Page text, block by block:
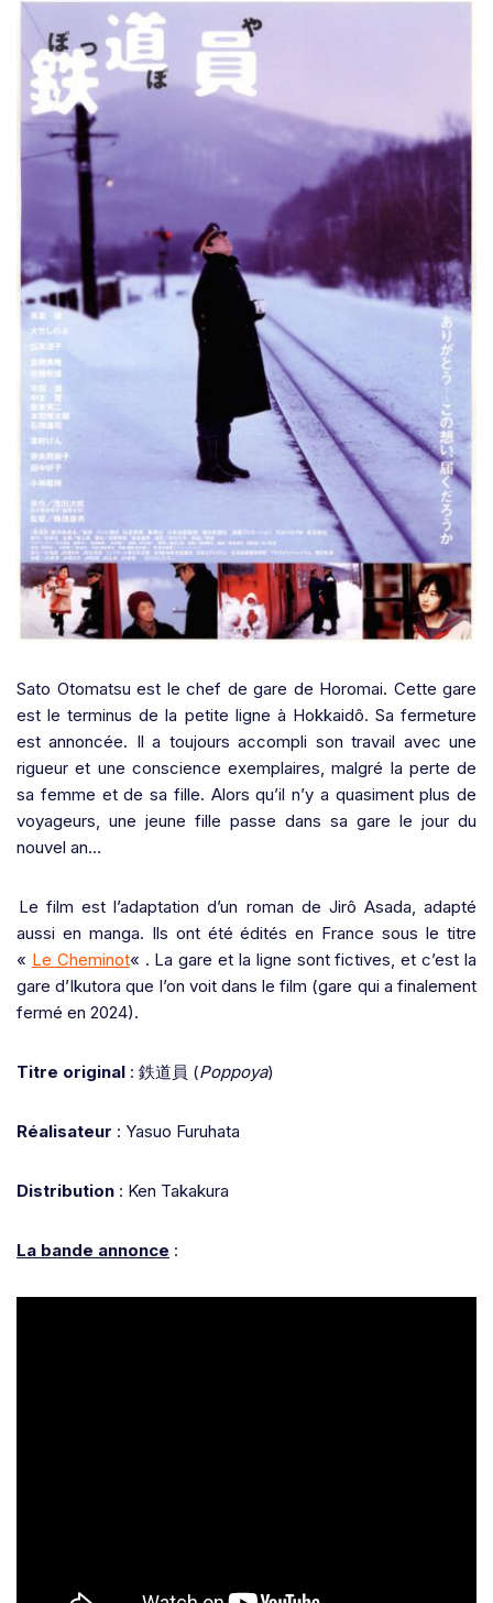
Sato Otomatsu est le chef de gare de Horomai. Cette gare
est le terminus de la petite ligne à Hokkaidô. Sa fermeture
est annoncée. Il a toujours accompli son travail avec une
rigueur et une conscience exemplaires, malgré la perte de
sa femme et de sa fille. Alors qu’il n’y a quasiment plus de
voyageurs, une jeune fille passe dans sa gare le jour du
nouvel an…
Le film est l’adaptation d’un roman de Jirô Asada, adapté
aussi en manga. Ils ont été édités en France sous le titre
« Le Cheminot« . La gare et la ligne sont fictives, et c’est la
gare d’Ikutora que l’on voit dans le film (gare qui a finalement
fermé en 2024).
Titre original : 鉄道員 (Poppoya)
Réalisateur : Yasuo Furuhata
Distribution : Ken Takakura
La bande annonce :